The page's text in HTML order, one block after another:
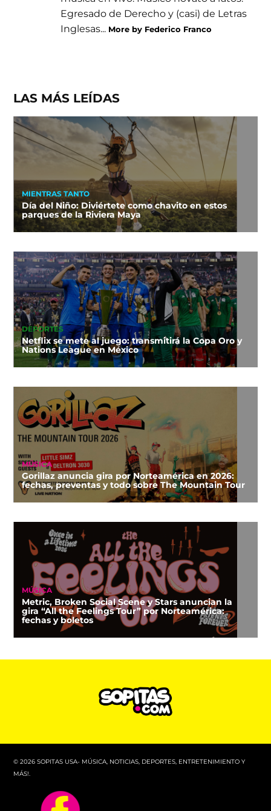
Egresado de Derecho y (casi) de Letras
Inglesas... More by Federico Franco
LAS MÁS LEÍDAS
MIENTRAS TANTO
Día del Niño: Diviértete como chavito en estos
parques de la Riviera Maya
DEPORTES
Netflix se mete al juego: transmitirá la Copa Oro y
Nations League en México
MÚSICA
Gorillaz anuncia gira por Norteamérica en 2026:
fechas, preventas y todo sobre The Mountain Tour
MÚSICA
Metric, Broken Social Scene y Stars anuncian la
gira “All the Feelings Tour” por Norteamérica:
fechas y boletos
© 2026 SOPITAS USA- MÚSICA, NOTICIAS, DEPORTES, ENTRETENIMIENTO Y
MÁS!.